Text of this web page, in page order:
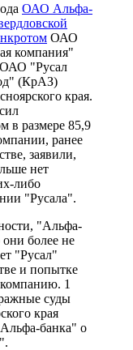
ОАО Альфа-
ОАО
компания"
ОАО "Русал
(КрАЗ)
края.
в размере 85,9
ранее
заявили,
нет
либо
"Русала".
"Альфа-
они более не
"Русал"
и попытке
1
суды
края
банка" о